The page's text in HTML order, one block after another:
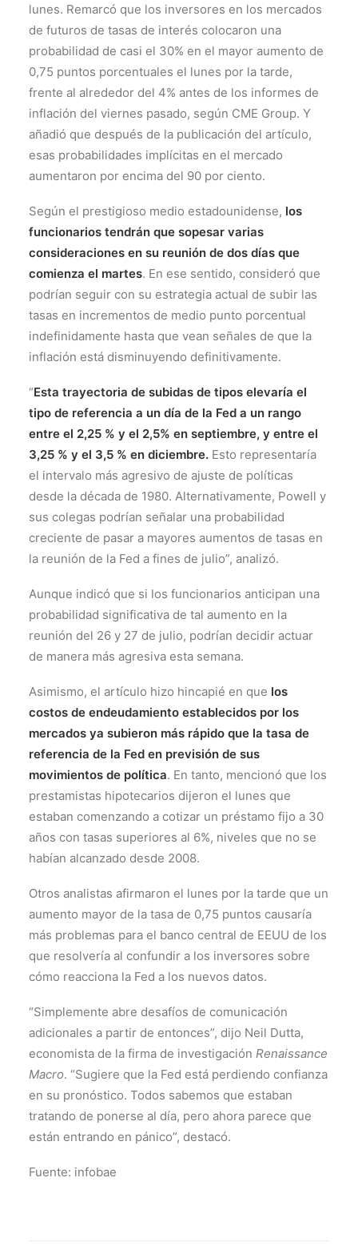
lunes. Remarcó que los inversores en los mercados
de futuros de tasas de interés colocaron una
probabilidad de casi el 30% en el mayor aumento de
0,75 puntos porcentuales el lunes por la tarde,
frente al alrededor del 4% antes de los informes de
inflación del viernes pasado, según CME Group. Y
añadió que después de la publicación del artículo,
esas probabilidades implícitas en el mercado
aumentaron por encima del 90 por ciento.
Según el prestigioso medio estadounidense, los
funcionarios tendrán que sopesar varias
consideraciones en su reunión de dos días que
comienza el martes. En ese sentido, consideró que
podrían seguir con su estrategia actual de subir las
tasas en incrementos de medio punto porcentual
indefinidamente hasta que vean señales de que la
inflación está disminuyendo definitivamente.
“Esta trayectoria de subidas de tipos elevaría el
tipo de referencia a un día de la Fed a un rango
entre el 2,25 % y el 2,5% en septiembre, y entre el
3,25 % y el 3,5 % en diciembre. Esto representaría
el intervalo más agresivo de ajuste de políticas
desde la década de 1980. Alternativamente, Powell y
sus colegas podrían señalar una probabilidad
creciente de pasar a mayores aumentos de tasas en
la reunión de la Fed a fines de julio”, analizó.
Aunque indicó que si los funcionarios anticipan una
probabilidad significativa de tal aumento en la
reunión del 26 y 27 de julio, podrían decidir actuar
de manera más agresiva esta semana.
Asimismo, el artículo hizo hincapié en que los
costos de endeudamiento establecidos por los
mercados ya subieron más rápido que la tasa de
referencia de la Fed en previsión de sus
movimientos de política. En tanto, mencionó que los
prestamistas hipotecarios dijeron el lunes que
estaban comenzando a cotizar un préstamo fijo a 30
años con tasas superiores al 6%, niveles que no se
habían alcanzado desde 2008.
Otros analistas afirmaron el lunes por la tarde que un
aumento mayor de la tasa de 0,75 puntos causaría
más problemas para el banco central de EEUU de los
que resolvería al confundir a los inversores sobre
cómo reacciona la Fed a los nuevos datos.
“Simplemente abre desafíos de comunicación
adicionales a partir de entonces”, dijo Neil Dutta,
economista de la firma de investigación Renaissance
Macro. “Sugiere que la Fed está perdiendo confianza
en su pronóstico. Todos sabemos que estaban
tratando de ponerse al día, pero ahora parece que
están entrando en pánico”, destacó.
Fuente: infobae